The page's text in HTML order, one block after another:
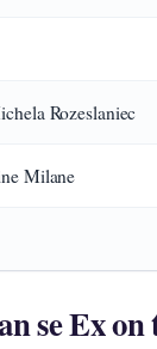
Rozeslaniec
Milane
se Ex on